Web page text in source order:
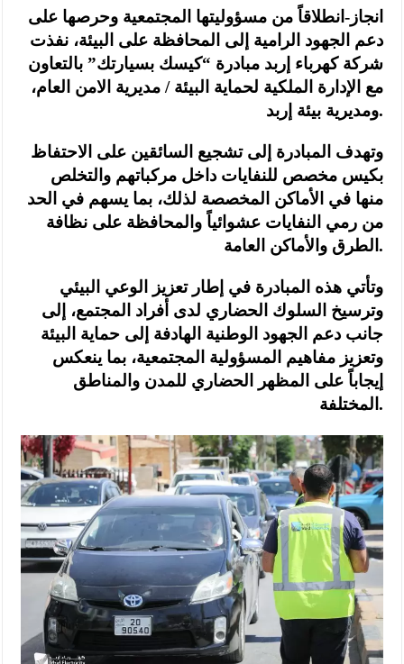
انجاز-انطلاقاً من مسؤوليتها المجتمعية وحرصها على
دعم الجهود الرامية إلى المحافظة على البيئة، نفذت
شركة كهرباء إربد مبادرة “كيسك بسيارتك” بالتعاون
مع الإدارة الملكية لحماية البيئة / مديرية الامن العام،
ومديرية بيئة إربد.
وتهدف المبادرة إلى تشجيع السائقين على الاحتفاظ
بكيس مخصص للنفايات داخل مركباتهم والتخلص
منها في الأماكن المخصصة لذلك، بما يسهم في الحد
من رمي النفايات عشوائياً والمحافظة على نظافة
الطرق والأماكن العامة.
وتأتي هذه المبادرة في إطار تعزيز الوعي البيئي
وترسيخ السلوك الحضاري لدى أفراد المجتمع، إلى
جانب دعم الجهود الوطنية الهادفة إلى حماية البيئة
وتعزيز مفاهيم المسؤولية المجتمعية، بما ينعكس
إيجاباً على المظهر الحضاري للمدن والمناطق
المختلفة.